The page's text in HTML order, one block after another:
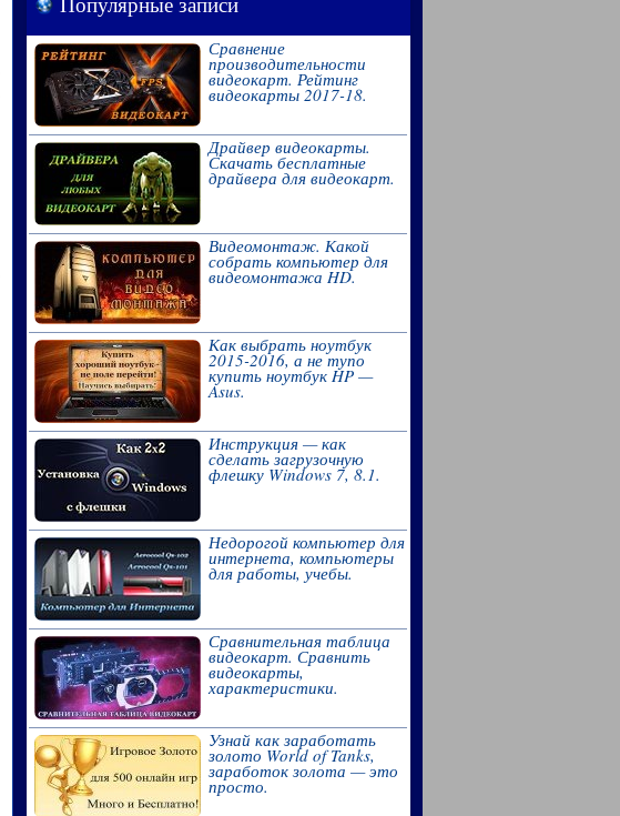
Сравнение
производительности
видеокарт. Рейтинг
видеокарты 2017-18.
Драйвер видеокарты.
Скачать бесплатные
драйвера для видеокарт.
Видеомонтаж. Какой
собрать компьютер для
видеомонтажа HD.
Как выбрать ноутбук
2015-2016, а не тупо
купить ноутбук HP —
Asus.
Инструкция — как
сделать загрузочную
флешку Windows 7, 8.1.
Недорогой компьютер для
интернета, компьютеры
для работы, учебы.
Сравнительная таблица
видеокарт. Сравнить
видеокарты,
характеристики.
Узнай как заработать
золото World of Tanks,
заработок золота — это
просто.